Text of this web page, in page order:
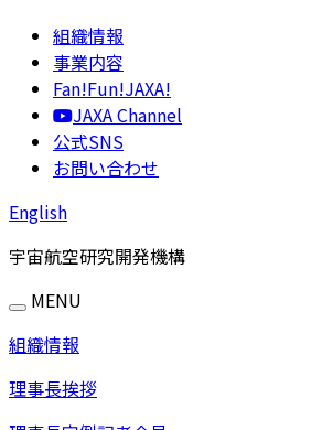
組織情報
事業内容
Fan!Fun!JAXA!
JAXA Channel
公式SNS
お問い合わせ
English
宇宙航空研究開発機構
MENU
組織情報
理事長挨拶